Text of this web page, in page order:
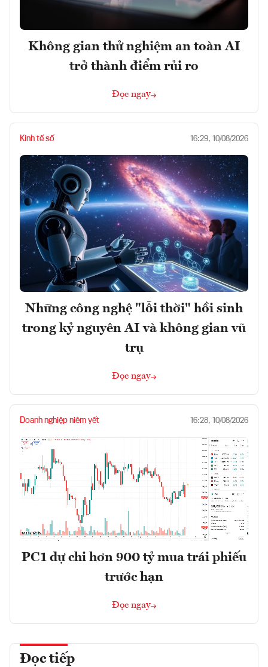
Không gian thử nghiệm an toàn AI
trở thành điểm rủi ro
Đọc ngay
Kinh tế số 16:29, 10/08/2026
Những công nghệ "lỗi thời" hồi sinh
trong kỷ nguyên AI và không gian vũ
trụ
Đọc ngay
Doanh nghiệp niêm yết 16:28, 10/08/2026
PC1 dự chi hơn 900 tỷ mua trái phiếu
trước hạn
Đọc ngay
Đọc tiếp